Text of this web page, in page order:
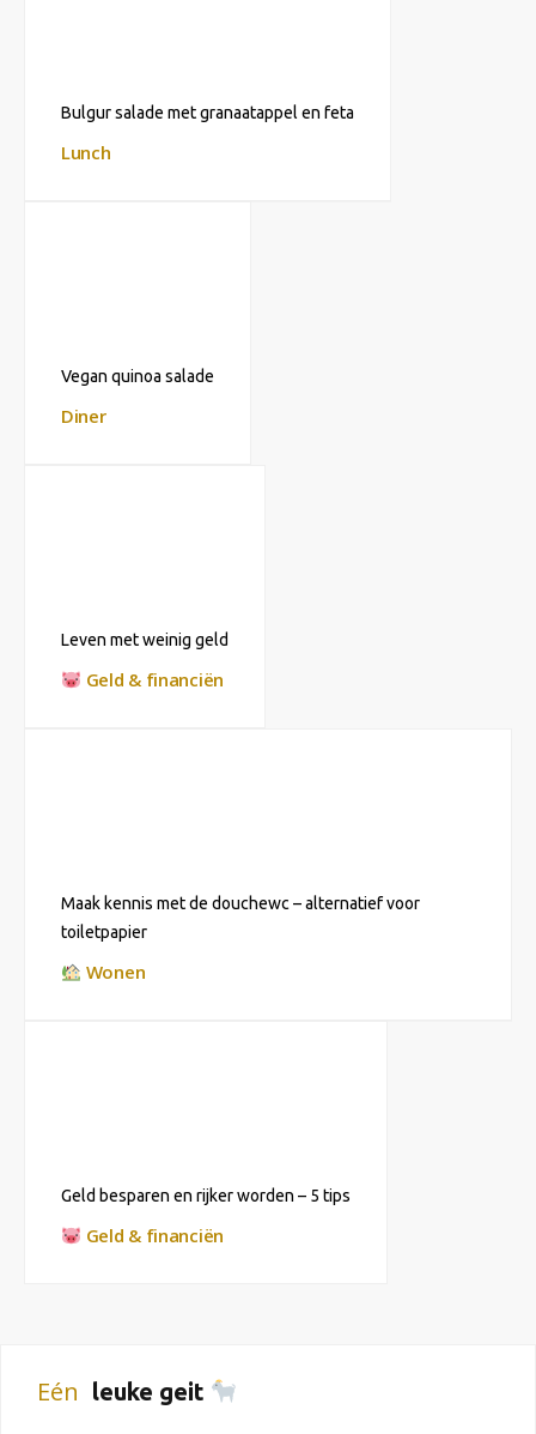
Bulgur salade met granaatappel en feta
Lunch
Vegan quinoa salade
Diner
Leven met weinig geld
Geld & financiën
Maak kennis met de douchewc – alternatief voor
toiletpapier
Wonen
Geld besparen en rijker worden – 5 tips
Geld & financiën
Eén leuke geit